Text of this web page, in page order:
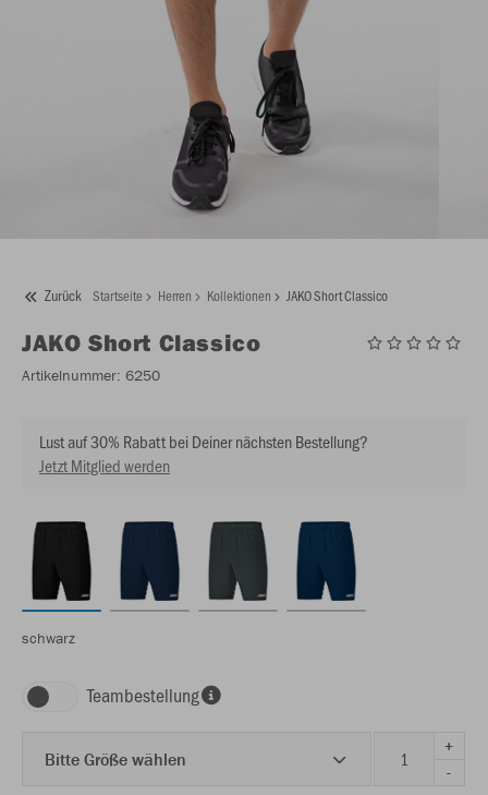
Zurück Startseite Herren Kollektionen JAKO Short Classico
JAKO Short Classico
Artikelnummer: 6250
Lust auf 30% Rabatt bei Deiner nächsten Bestellung?
Jetzt Mitglied werden
schwarz
Teambestellung
Bitte Größe wählen
+
-